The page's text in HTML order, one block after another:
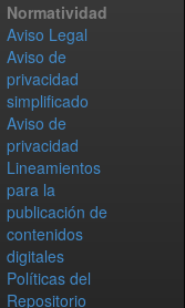
Normatividad
Aviso Legal
Aviso de
privacidad
simplificado
Aviso de
privacidad
Lineamientos
para la
publicación de
contenidos
digitales
Políticas del
Repositorio